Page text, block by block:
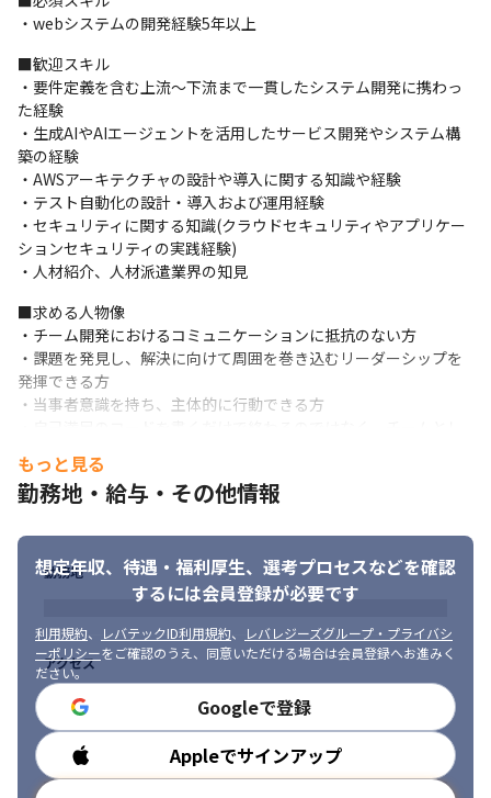
ェルビーイングを重視
チームによって始業時間はある程度決まっていますが、一日を通
しての弊社エンジニアの働き方や業務の進め方には柔軟性があり
ます。
正社員およびパートナーも含めてエンジニアは原則フルリモート
で働いており、
SlackでのコミュニケーションやWEB会議を活用しながら大阪や富
山、北海道など全国各地からの勤務を実現しています。
従業員のウェルビーイングを重視した社内制度も改善を続けてお
り、プライベートも大切にしながら仕事ができる環境を全社で作
っています。
◆新しい技術や役割に挑戦できる挑戦的な環境
自社サービスにおける広い裁量と役割を持つため、新しい技術ス
タックやツール(※)へのチャレンジなど、
企画から提案、開発・製造・デザイン・保守運用の全ての工程に
携わることが可能です。
これにより、自身のスキルを活かして成長し、より高度なキャリ
Copilotによるコーディング支援、MagicPodによるテスト自動化
などを導入しています。
■開発環境
・言語：Java, Javascript, VBS (classicASP), Vue.js, Nuxt.js,
Node.js, Spring Framework, SQL, etc.
・データベース：Oracle, PostgreSQL, Redis
・インフラ：AWSアーキテクチャ (EC2, RDS, S3, Lambda, ECS,
SQS, CloudWatch, Elasticsearch , Kibana, etc. )
・CI/CD：Jenkins, CodeBuild, etc.
・テスト自動化：MagicPod
・ツール：Backlog, Slack, Miro, GitHub, GitHub Copilot, AWS
CodeCommit, etc.
・開発端末：WindowsノートPC＋FHDディスプレイ
・チーム編成：2名～6名ほどのエンジニアで1チームを編成
・webシステムの開発経験5年以上
■歓迎スキル
・要件定義を含む上流～下流まで一貫したシステム開発に携わっ
た経験
・生成AIやAIエージェントを活用したサービス開発やシステム構
築の経験
・AWSアーキテクチャの設計や導入に関する知識や経験
・テスト自動化の設計・導入および運用経験
・セキュリティに関する知識(クラウドセキュリティやアプリケー
ションセキュリティの実践経験)
・人材紹介、人材派遣業界の知見
■求める人物像
・チーム開発におけるコミュニケーションに抵抗のない方
・課題を発見し、解決に向けて周囲を巻き込むリーダーシップを
発揮できる方
・当事者意識を持ち、主体的に行動できる方
る視座をお持ちの方
・生成AIを活用した幅広い技術領域(生成AI、AIエージェントなど)
※入社時点で本領域の実務経験がなくとも継続的な情報のキャ
ッチアップを進められている方
もっと見る
勤務地・給与・その他情報
想定年収、待遇・福利厚生、 選考プロセスなどを確認
するには会員登録が必要です
利用規約、 レバテックID利用規約、
レバレジーズグループ・プライバシ
ーポリシーをご確認のうえ、同意いただける場合は会員登録へお進みく
ださい。
Googleで登録
Appleでサインアップ
勤務地
アクセス
勤務時間